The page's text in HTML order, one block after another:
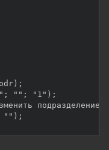
""; "1");
"");